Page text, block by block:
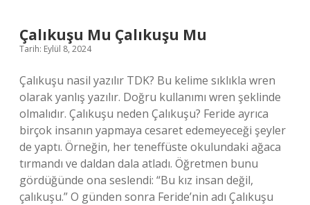
Çalıkuşu Mu Çalıkuşu Mu
Tarih: Eylül 8, 2024
Çalıkuşu nasil yazılır TDK? Bu kelime sıklıkla wren
olarak yanlış yazılır. Doğru kullanımı wren şeklinde
olmalıdır. Çalıkuşu neden Çalıkuşu? Feride ayrıca
birçok insanın yapmaya cesaret edemeyeceği şeyler
de yaptı. Örneğin, her teneffüste okulundaki ağaca
tırmandı ve daldan dala atladı. Öğretmen bunu
gördüğünde ona seslendi: “Bu kız insan değil,
çalıkuşu.” O günden sonra Feride’nin adı Çalıkuşu